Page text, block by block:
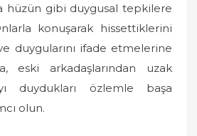
hüzün gibi duygusal tepkilere
konuşarak hissettiklerini
duygularını ifade etmelerine
eski arkadaşlarından uzak
duydukları özlemle başa
olun.